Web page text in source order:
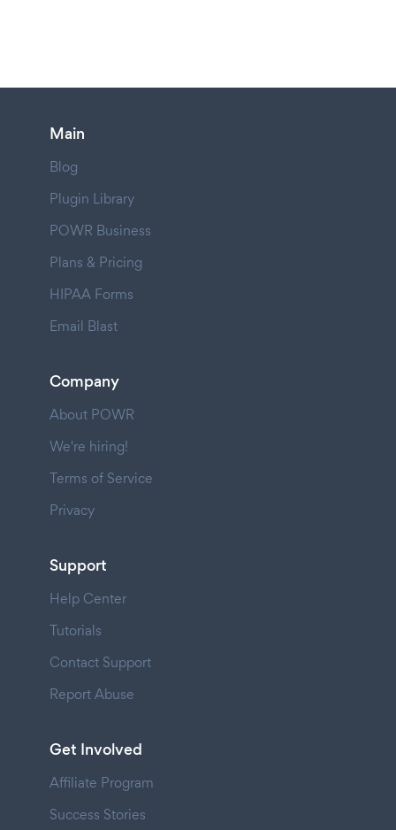
Main
Blog
Plugin Library
POWR Business
Plans & Pricing
HIPAA Forms
Email Blast
Company
About POWR
We're hiring!
Terms of Service
Privacy
Support
Help Center
Tutorials
Contact Support
Report Abuse
Get Involved
Affiliate Program
Success Stories